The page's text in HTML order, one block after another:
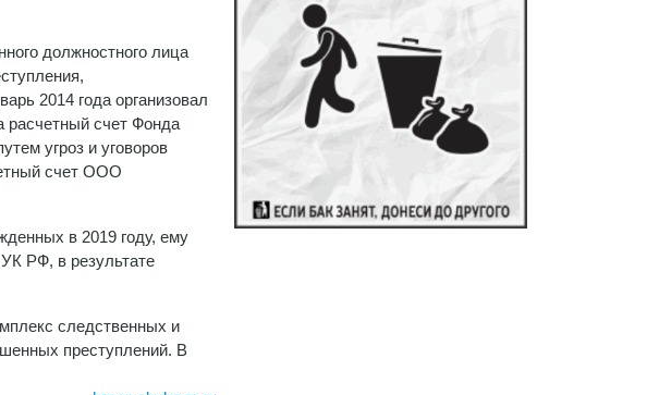
должностного лица
2014 года организовал
расчетный счет Фонда
угроз и уговоров
счет ООО
в 2019 году, ему
РФ, в результате
следственных и
преступлений. В